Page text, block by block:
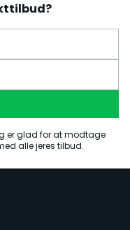
er glad for at modtage
alle jeres tilbud.